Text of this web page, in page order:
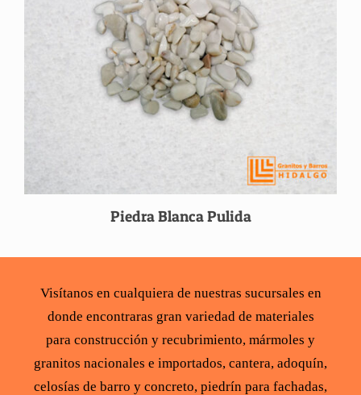
Piedra Blanca Pulida
Visítanos en cualquiera de nuestras sucursales en
donde encontraras gran variedad de materiales
para construcción y recubrimiento, mármoles y
granitos nacionales e importados, cantera, adoquín,
celosías de barro y concreto, piedrín para fachadas,